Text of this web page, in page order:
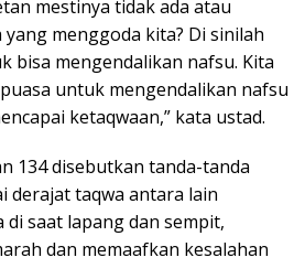
mestinya tidak ada atau
yang menggoda kita? Di sinilah
bisa mengendalikan nafsu. Kita
untuk mengendalikan nafsu
ketaqwaan,” kata ustad.
134 disebutkan tanda-tanda
derajat taqwa antara lain
saat lapang dan sempit,
dan memaafkan kesalahan